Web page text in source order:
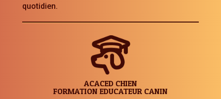
quotidien.
ACACED CHIEN
FORMATION EDUCATEUR CANIN